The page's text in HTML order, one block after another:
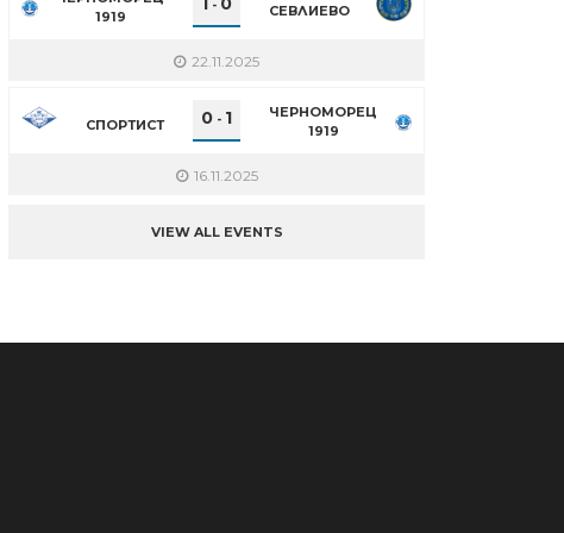
1919
- СЕВЛИЕВО
22.11.2025
СПОРТИСТ 0 - 1
ЧЕРНОМОРЕЦ
1919
16.11.2025
VIEW ALL EVENTS